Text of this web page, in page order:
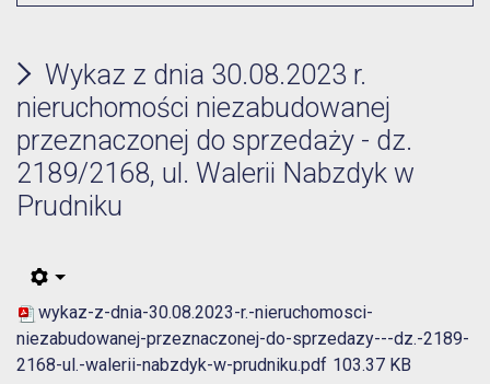
Wykaz z dnia 30.08.2023 r.
nieruchomości niezabudowanej
przeznaczonej do sprzedaży - dz.
2189/2168, ul. Walerii Nabzdyk w
Prudniku
wykaz-z-dnia-30.08.2023-r.-nieruchomosci-
niezabudowanej-przeznaczonej-do-sprzedazy---dz.-2189-
2168-ul.-walerii-nabzdyk-w-prudniku.pdf 103.37 KB